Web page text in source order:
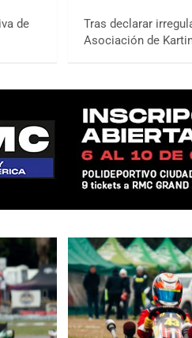
de
Tras declarar
Asociación de